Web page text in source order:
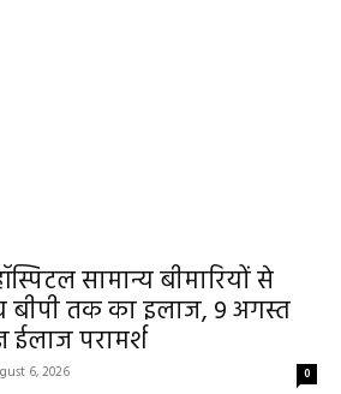
सामान्य बीमारियों से
बीपी तक का इलाज, 9 अगस्त
ईलाज परामर्श
6, 2026 0